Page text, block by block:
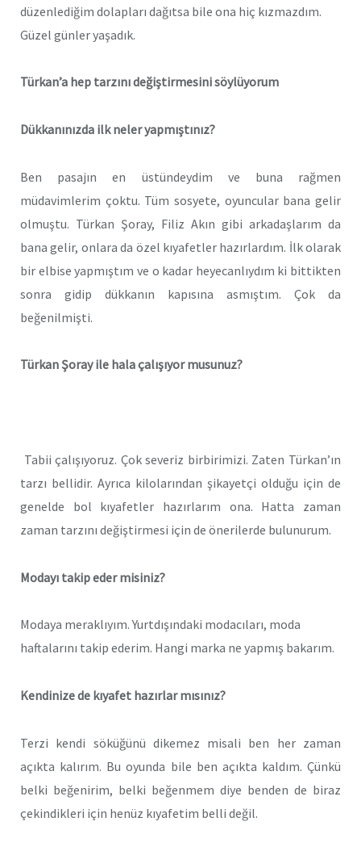
düzenlediğim dolapları dağıtsa bile ona hiç kızmazdım.
Güzel günler yaşadık.
Türkan’a hep tarzını değiştirmesini söylüyorum
Dükkanınızda ilk neler yapmıştınız?
Ben pasajın en üstündeydim ve buna rağmen
müdavimlerim çoktu. Tüm sosyete, oyuncular bana gelir
olmuştu. Türkan Şoray, Filiz Akın gibi arkadaşlarım da
bana gelir, onlara da özel kıyafetler hazırlardım. İlk olarak
bir elbise yapmıştım ve o kadar heyecanlıydım ki bittikten
sonra gidip dükkanın kapısına asmıştım. Çok da
beğenilmişti.
Türkan Şoray ile hala çalışıyor musunuz?
Tabii çalışıyoruz. Çok severiz birbirimizi. Zaten Türkan’ın
tarzı bellidir. Ayrıca kilolarından şikayetçi olduğu için de
genelde bol kıyafetler hazırlarım ona. Hatta zaman
zaman tarzını değiştirmesi için de önerilerde bulunurum.
Modayı takip eder misiniz?
Modaya meraklıyım. Yurtdışındaki modacıları, moda
haftalarını takip ederim. Hangi marka ne yapmış bakarım.
Kendinize de kıyafet hazırlar mısınız?
Terzi kendi söküğünü dikemez misali ben her zaman
açıkta kalırım. Bu oyunda bile ben açıkta kaldım. Çünkü
belki beğenirim, belki beğenmem diye benden de biraz
çekindikleri için henüz kıyafetim belli değil.